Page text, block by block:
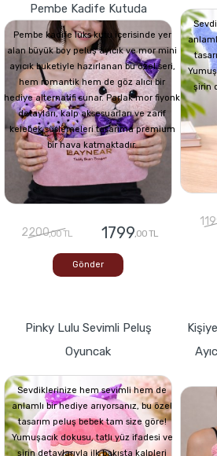
Pembe Kadife Kutuda
Pembe kadife lüks kutu içerisinde yer
alan büyük boy peluş ayıcık ve mor mini
ayıcık buketiyle hazırlanan bu özel seri,
hem romantik hem de göz alıcı bir
hediye alternatifi sunar. Parlak mor fiyonk
detayları, kalp aksesuarları ve zarif
kelebek süslemeleri tasarıma premium
bir hava katmaktadır.
2200,00 TL 1799,00 TL
Gönder
şirin
Pinky Lulu Sevimli Peluş
Oyuncak
Sevdiklerinize hem sevimli hem de
anlamlı bir hediye arıyorsanız, bu özel
tasarım peluş bebek tam size göre!
Yumuşacık dokusu, tatlı yüz ifadesi ve
şirin detaylarıyla ilk bakışta kalpleri